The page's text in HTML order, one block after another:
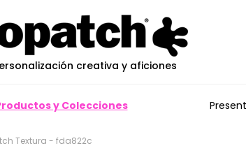
creativa y aficiones
y Colecciones
Textura - fda822c